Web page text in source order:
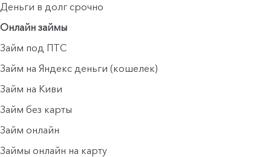
Деньги в долг срочно
Онлайн займы
Займ под ПТС
Займ на Яндекс деньги (кошелек)
Займ на Киви
Займ без карты
Займ онлайн
Займы онлайн на карту